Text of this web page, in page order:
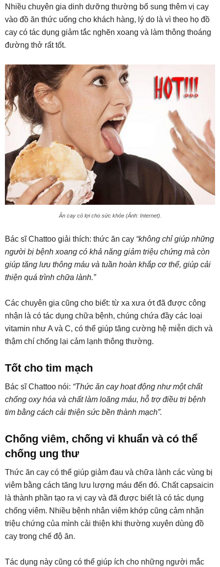
Nhiều chuyên gia dinh dưỡng thường bổ sung thêm vị cay
vào đồ ăn thức uống cho khách hàng, lý do là vì theo họ đồ
cay có tác dụng giảm tắc nghẽn xoang và làm thông thoáng
đường thở rất tốt.
Ăn cay có lợi cho sức khỏe (Ảnh: Internet).
Bác sĩ Chattoo giải thích: thức ăn cay “không chỉ giúp những
người bị bệnh xoang có khả năng giảm triệu chứng mà còn
giúp tăng lưu thông máu và tuần hoàn khắp cơ thể, giúp cải
thiện quá trình chữa lành.”
Các chuyên gia cũng cho biết: từ xa xưa ớt đã được công
nhận là có tác dụng chữa bệnh, chúng chứa đầy các loại
vitamin như A và C, có thể giúp tăng cường hệ miễn dịch và
thậm chí chống lại cảm lạnh thông thường.
Tốt cho tim mạch
Bác sĩ Chattoo nói: “Thức ăn cay hoạt động như một chất
chống oxy hóa và chất làm loãng máu, hỗ trợ điều trị bệnh
tim bằng cách cải thiện sức bền thành mạch”.
Chống viêm, chống vi khuẩn và có thể
chống ung thư
Thức ăn cay có thể giúp giảm đau và chữa lành các vùng bị
viêm bằng cách tăng lưu lượng máu đến đó. Chất capsaicin
là thành phần tạo ra vị cay và đã được biết là có tác dụng
chống viêm. Nhiều bệnh nhân viêm khớp cũng cảm nhận
triệu chứng của mình cải thiện khi thường xuyên dùng đồ
cay trong chế độ ăn.
Tác dụng này cũng có thể giúp ích cho những người mắc